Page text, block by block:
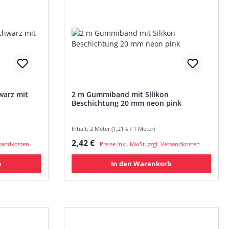
mit
2 m Gummiband mit Silikon
Beschichtung 20 mm neon pink
Inhalt: 2 Meter (1,21 € / 1 Meter)
Regulärer Preis:
2,42 € Preise inkl. MwSt. zzgl. Versandkosten
In den Warenkorb